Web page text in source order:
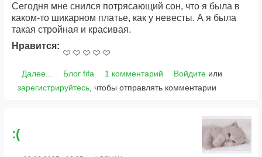
Сегодня мне снился потрясающий сон, что я была в
каком-то шикарном платье, как у невесты. А я была
такая стройная и красивая.
Нравится:
Далее... Блог fifa 1 комментарий Войдитеили
зарегистрируйтесь , чтобы отправлять комментарии
:(